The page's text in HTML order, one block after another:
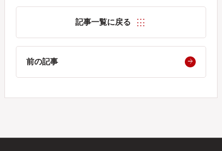
記事一覧に戻る
前の記事